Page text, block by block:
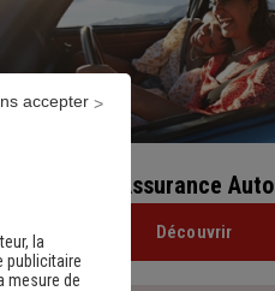
Assurance Auto
Découvrir
la
publicitaire
mesure de
accepter